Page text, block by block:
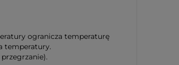
ogranicza temperaturę
temperatury.